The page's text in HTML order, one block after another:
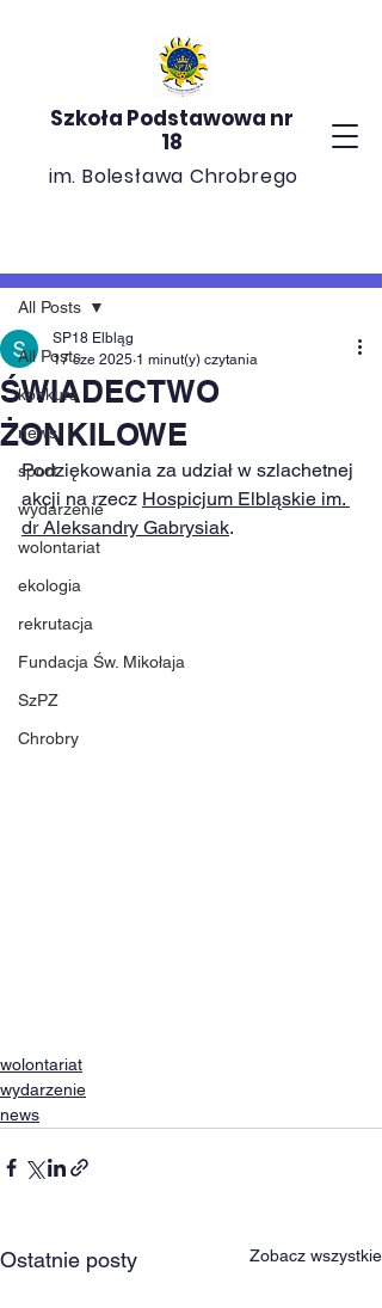
Szkoła Podstawowa nr
18
im. Bolesława Chrobrego
All Posts
konkurs
news
sport
wydarzenie
wolontariat
ekologia
rekrutacja
Fundacja Św. Mikołaja
SzPZ
Chrobry
All Posts
ŚWIADECTWO
ŻONKILOWE
SP18 Elbląg
17 cze 2025 1 minut(y) czytania
Podziękowania za udział w szlachetnej
akcji na rzecz Hospicjum Elbląskie im.
dr Aleksandry Gabrysiak.
wolontariat
wydarzenie
news
Ostatnie posty Zobacz wszystkie